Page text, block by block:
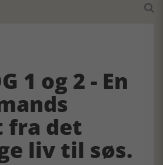

1 og 2 - En
fra det
liv til søs.